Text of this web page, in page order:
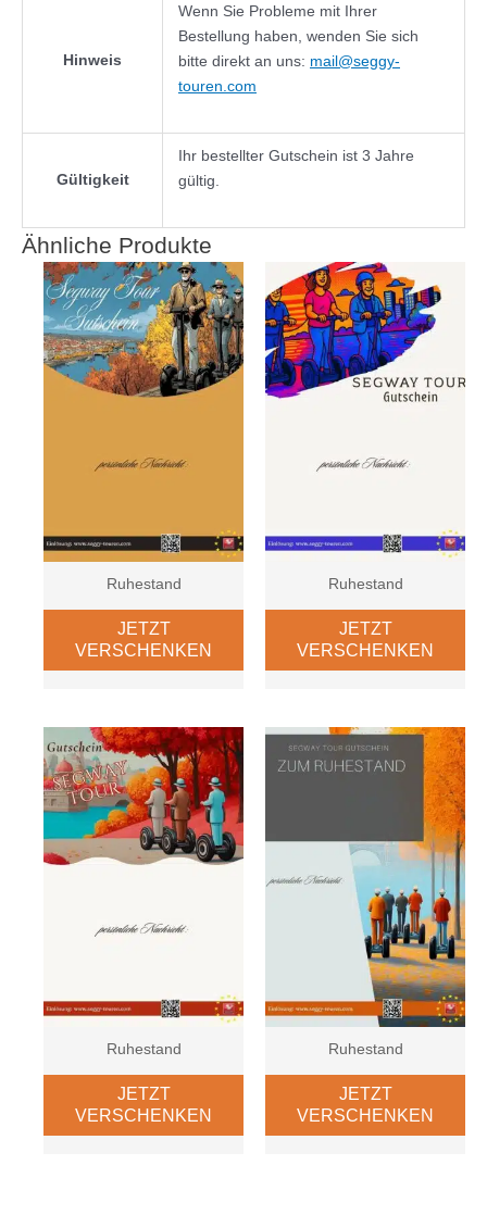
Hinweis
Wenn Sie Probleme mit Ihrer
Bestellung haben, wenden Sie sich
bitte direkt an uns: mail@seggy-
touren.com
Gültigkeit
Ihr bestellter Gutschein ist 3 Jahre
gültig.
Ähnliche Produkte
Ruhestand
JETZT
VERSCHENKEN
Ruhestand
JETZT
VERSCHENKEN
Ruhestand
JETZT
VERSCHENKEN
Ruhestand
JETZT
VERSCHENKEN